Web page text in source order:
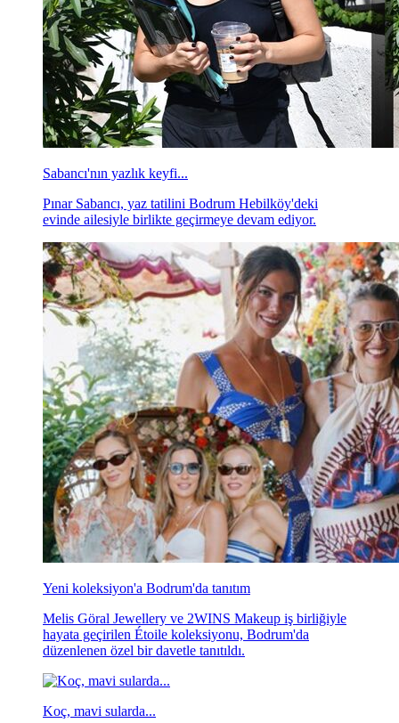
Sabancı'nın yazlık keyfi...
Pınar Sabancı, yaz tatilini Bodrum Hebilköy'deki
evinde ailesiyle birlikte geçirmeye devam ediyor.
Yeni koleksiyon'a Bodrum'da tanıtım
Melis Göral Jewellery ve 2WINS Makeup iş birliğiyle
hayata geçirilen Étoile koleksiyonu, Bodrum'da
düzenlenen özel bir davetle tanıtıldı.
Koç, mavi sularda...